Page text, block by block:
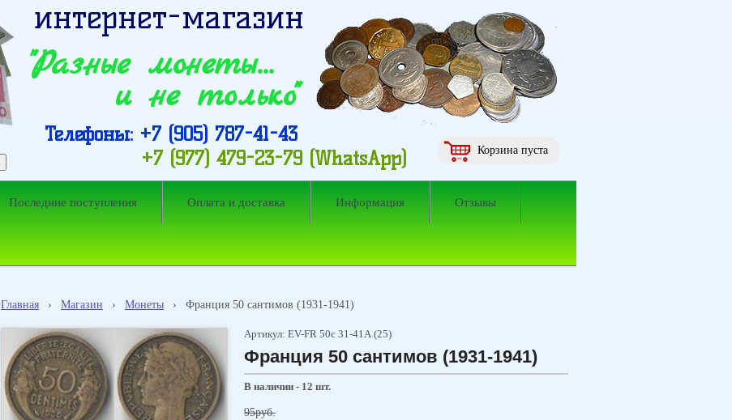
Корзина пуста
"Разные монеты…
интернет-магазин
и не только"
Телефоны: +7 (905) 787-41-43
+7 (977) 479-23-79 (WhatsApp)
Последние поступления Оплата и доставка Информация Отзывы
Главная › Магазин › Монеты › Франция 50 сантимов (1931-1941)
Артикул: EV-FR 50с 31-41А (25)
Франция 50 сантимов (1931-1941)
В наличии - 12 шт.
95руб.